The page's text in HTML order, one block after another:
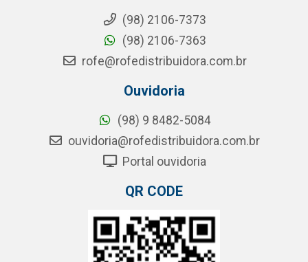
(98) 2106-7373
(98) 2106-7363
rofe@rofedistribuidora.com.br
Ouvidoria
(98) 9 8482-5084
ouvidoria@rofedistribuidora.com.br
Portal ouvidoria
QR CODE